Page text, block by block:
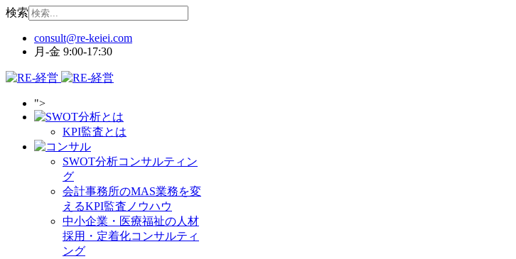
検索
月-金 9:00-17:30
">
KPI監査とは
SWOT分析コンサルティン
グ
会計事務所のMAS業務を変
えるKPI監査ノウハウ
中小企業・医療福祉の人材
採用・定着化コンサルティ
ング